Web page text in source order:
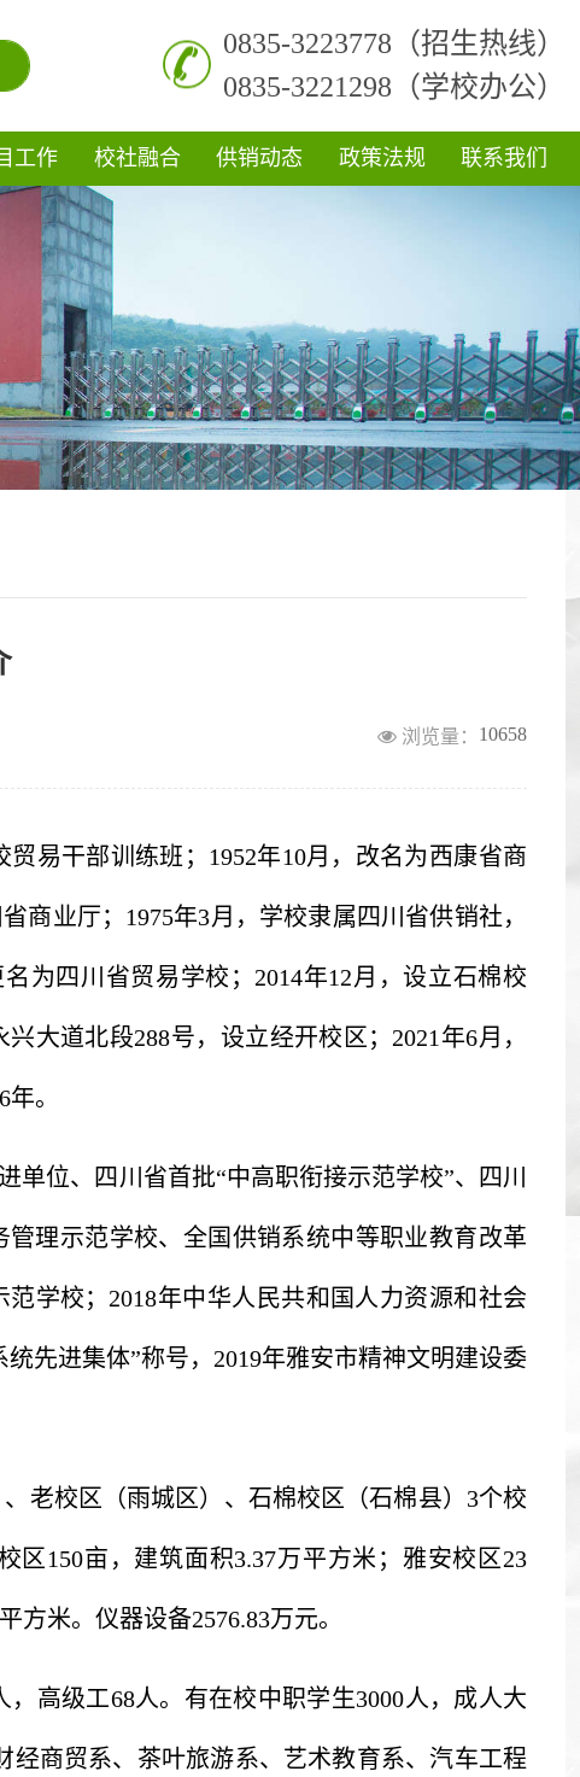
0835-3223778（招生热线）
0835-3221298（学校办公）
工作 校社融合 供销动态 政策法规 联系我们
浏览量： 10658
易干部训练班；1952年10月，改名为西康省商
商业厅； 1975年3月，学校隶属四川省供销社，
为四川省贸易学校 ； 2014年12月，设立石棉校
大道北段288号，设立经开校区；2021年6月，
。
单位、四川省首批“中高职衔接示范学校”、四川
理示范学校、全国供销系统中等职业教育改革
范学校； 2018年中华人民共和国人力资源和社会
先进集体”称号，2019年雅安市精神文明建设委
老校区（雨城区）、石棉校区（石棉县）3个校
区150亩，建筑面积3.37万平方米 ； 雅安校区23
米。仪器设备2576.83万元。
高级工68人。有在校中职学生3000人，成人大
经商贸系、茶叶旅游系、艺术教育系、汽车工程